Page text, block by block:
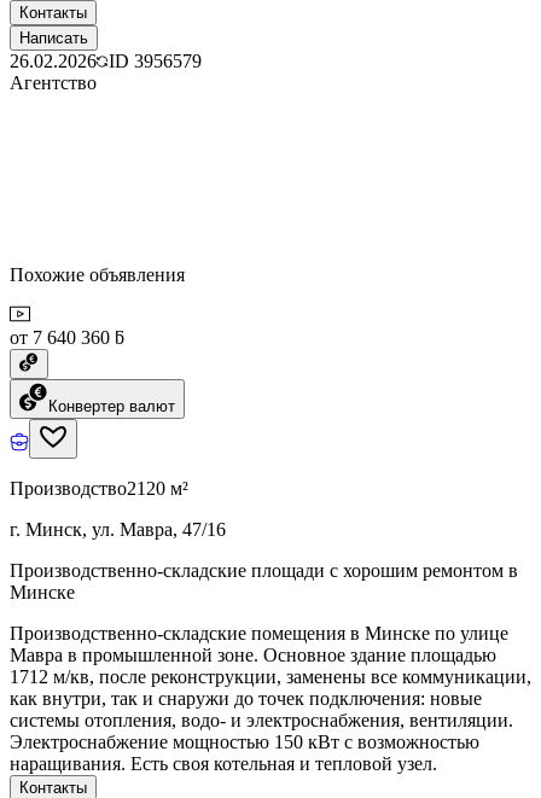
Контакты
Написать
26.02.2026 ID 3956579
Агентство
Похожие объявления
от 7 640 360 ƃ
Конвертер валют
Производство2120 м²
г. Минск, ул. Мавра, 47/16
Производственно-складские площади с хорошим ремонтом в
Минске
Производственно-складские помещения в Минске по улице
Мавра в промышленной зоне. Основное здание площадью
1712 м/кв, после реконструкции, заменены все коммуникации,
как внутри, так и снаружи до точек подключения: новые
системы отопления, водо- и электроснабжения, вентиляции.
Электроснабжение мощностью 150 кВт с возможностью
наращивания. Есть своя котельная и тепловой узел.
Контакты